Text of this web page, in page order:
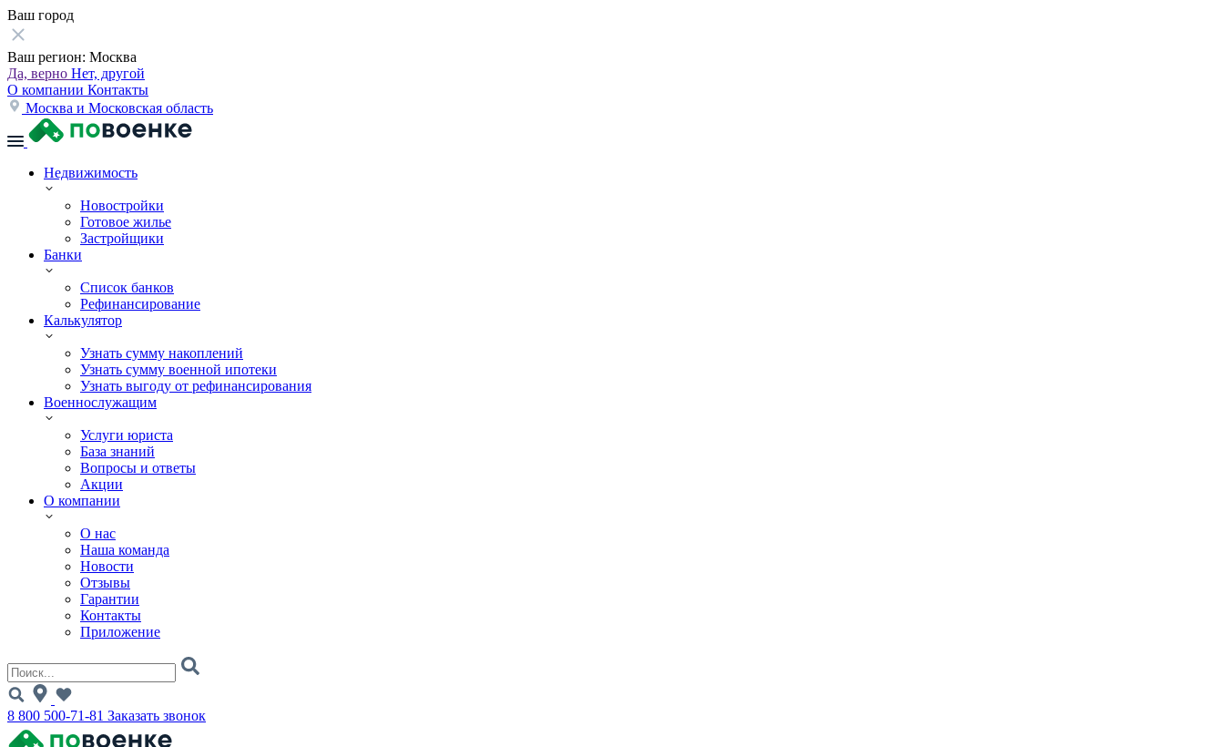
Ваш город
Ваш регион: Москва
Да, верно Нет, другой
О компании Контакты
Москва и Московская область
Недвижимость
Новостройки
Готовое жилье
Застройщики
Банки
Список банков
Рефинансирование
Калькулятор
Узнать сумму накоплений
Узнать сумму военной ипотеки
Узнать выгоду от рефинансирования
Военнослужащим
Услуги юриста
База знаний
Вопросы и ответы
Акции
О компании
О нас
Наша команда
Новости
Отзывы
Гарантии
Контакты
Приложение
8 800 500-71-81 Заказать звонок